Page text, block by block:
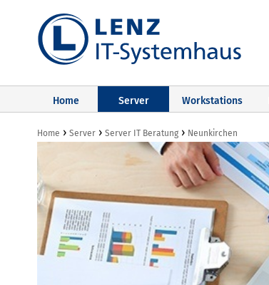
Home Server Workstations
Home › Server › Server IT Beratung › Neunkirchen